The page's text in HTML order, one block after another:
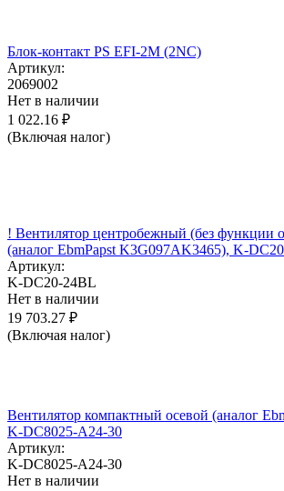
Блок-контакт PS EFI-2M (2NC)
Артикул:
2069002
Нет в наличии
1 022.16 ₽
(Включая налог)
! Вентилятор центробежный (без функции
(аналог EbmPapst K3G097AK3465), K-
Артикул:
K-DC20-24BL
Нет в наличии
19 703.27 ₽
(Включая налог)
Вентилятор компактный осевой (аналог
K-DC8025-A24-30
Артикул:
K-DC8025-A24-30
Нет в наличии